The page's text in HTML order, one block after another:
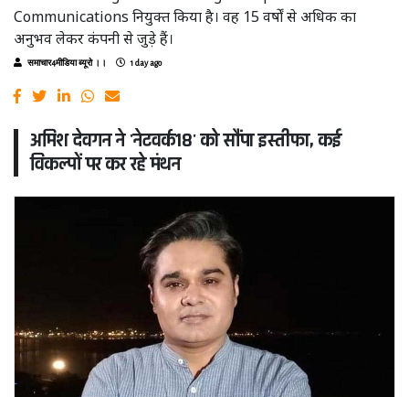
Communications नियुक्त किया है। वह 15 वर्षों से अधिक का
अनुभव लेकर कंपनी से जुड़े हैं।
समाचार4मीडिया ब्यूरो ।। 1 day ago
अमिश देवगन ने 'नेटवर्क18' को सौंपा इस्तीफा, कई
विकल्पों पर कर रहे मंथन